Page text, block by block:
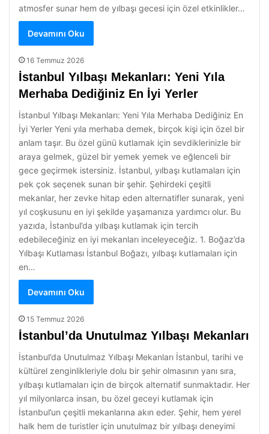
atmosfer sunar hem de yılbaşı gecesi için özel etkinlikler…
Devamını Oku
16 Temmuz 2026
İstanbul Yılbaşı Mekanları: Yeni Yıla
Merhaba Dediğiniz En İyi Yerler
İstanbul Yılbaşı Mekanları: Yeni Yıla Merhaba Dediğiniz En
İyi Yerler Yeni yıla merhaba demek, birçok kişi için özel bir
anlam taşır. Bu özel günü kutlamak için sevdiklerinizle bir
araya gelmek, güzel bir yemek yemek ve eğlenceli bir
gece geçirmek istersiniz. İstanbul, yılbaşı kutlamaları için
pek çok seçenek sunan bir şehir. Şehirdeki çeşitli
mekanlar, her zevke hitap eden alternatifler sunarak, yeni
yıl coşkusunu en iyi şekilde yaşamanıza yardımcı olur. Bu
yazıda, İstanbul’da yılbaşı kutlamak için tercih
edebileceğiniz en iyi mekanları inceleyeceğiz. 1. Boğaz’da
Yılbaşı Kutlaması İstanbul Boğazı, yılbaşı kutlamaları için
en…
Devamını Oku
15 Temmuz 2026
İstanbul’da Unutulmaz Yılbaşı Mekanları
İstanbul’da Unutulmaz Yılbaşı Mekanları İstanbul, tarihi ve
kültürel zenginlikleriyle dolu bir şehir olmasının yanı sıra,
yılbaşı kutlamaları için de birçok alternatif sunmaktadır. Her
yıl milyonlarca insan, bu özel geceyi kutlamak için
İstanbul’un çeşitli mekanlarına akın eder. Şehir, hem yerel
halk hem de turistler için unutulmaz bir yılbaşı deneyimi